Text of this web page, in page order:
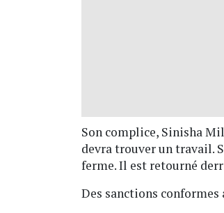
Son complice, Sinisha
devra trouver un travail.
ferme. Il est retourné
Des sanctions